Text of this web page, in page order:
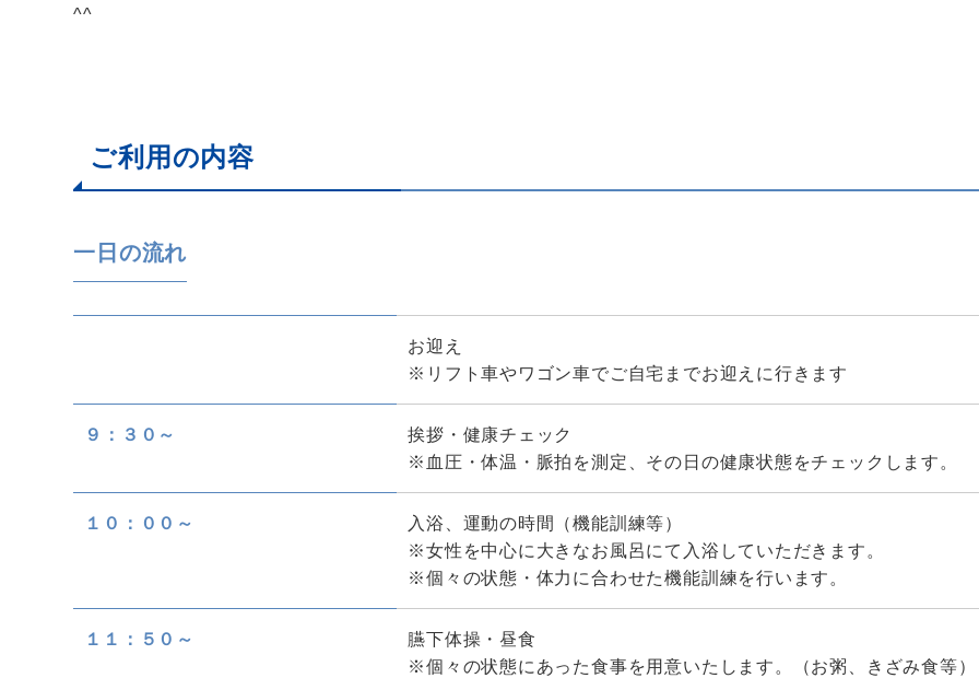
^^
ご利用の内容
一日の流れ
お迎え
※リフト車やワゴン車でご自宅までお迎えに行きます
９：３０～
挨拶・健康チェック
※血圧・体温・脈拍を測定、その日の健康状態をチェックします。
１０：００～
入浴、運動の時間（機能訓練等）
※女性を中心に大きなお風呂にて入浴していただきます。
※個々の状態・体力に合わせた機能訓練を行います。
１１：５０～
臙下体操・昼食
※個々の状態にあった食事を用意いたします。（お粥、きざみ食等）